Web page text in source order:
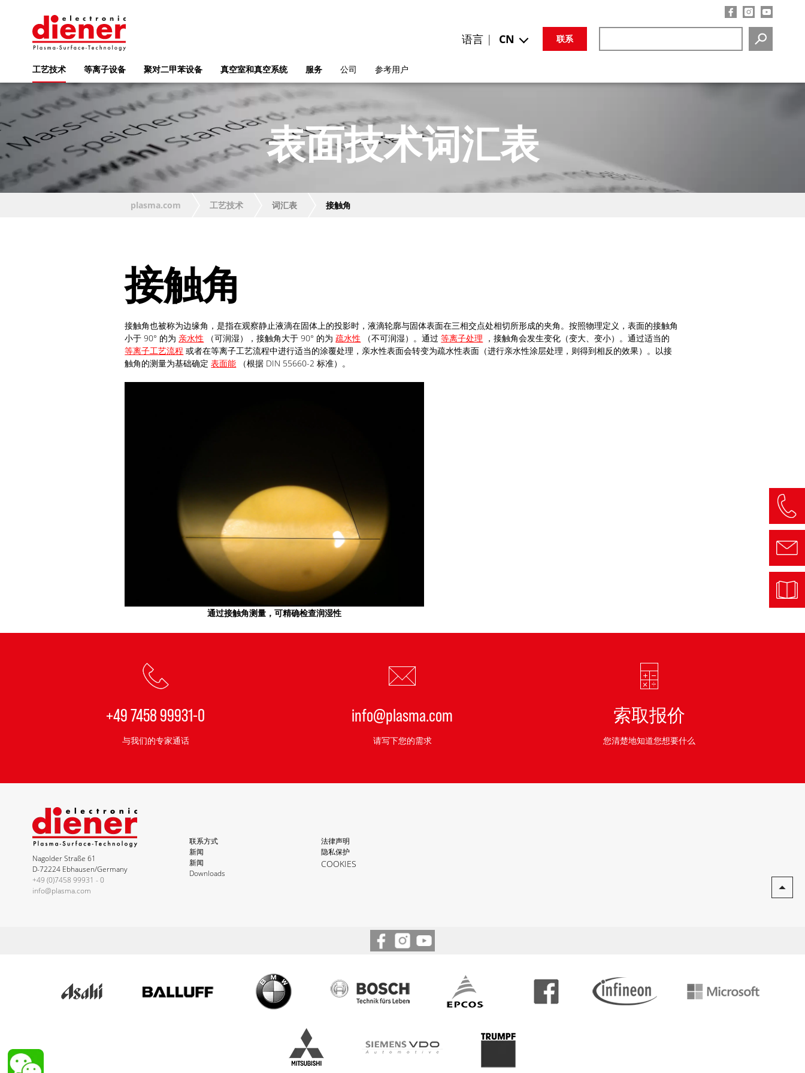
SEARCH
联系
语言 | CN
工艺技术 等离子设备 聚对二甲苯设备 真空室和真空系统 服务 公司 参考用户
表面技术词汇表
plasma.com 工艺技术 词汇表 接触角
接触角
接触角也被称为边缘角，是指在观察静止液滴在固体上的投影时，液滴轮廓与固体表面在三相交点处相切所形成的夹角。按照物理定义，表面的接触角
小于 90° 的为亲水性 （可润湿），接触角大于 90° 的为疏水性 （不可润湿）。通过等离子处理 ，接触角会发生变化（变大、变小）。通过适当的
等离子工艺流程 或者在等离子工艺流程中进行适当的涂覆处理，亲水性表面会转变为疏水性表面（进行亲水性涂层处理，则得到相反的效果）。以接
触角的测量为基础确定表面能 （根据 DIN 55660-2 标准）。
通过接触角测量，可精确检查润湿性
+49 7458 99931-0
与我们的专家通话
info@plasma.com
请写下您的需求
索取报价
您清楚地知道您想要什么
Nagolder Straße 61
D-72224 Ebhausen/Germany
+49 (0)7458 99931 - 0
info@plasma.com
联系方式
新闻
新闻
Downloads
法律声明
隐私保护
COOKIES